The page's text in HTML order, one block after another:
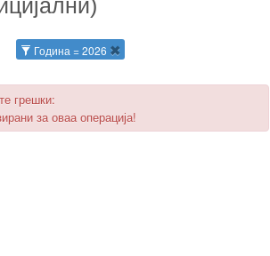
Година = 2026
грешки:
за оваа операција!